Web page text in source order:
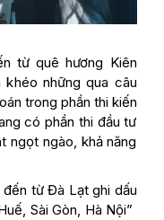
từ quê hương Kiên
khéo những qua câu
trong phần thi kiến
có phần thi đầu tư
ngọt ngào, khả năng
đến từ Đà Lạt ghi dấu
Sài Gòn, Hà Nội”